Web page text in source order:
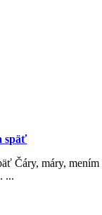
späť
Čáry, máry, mením
...